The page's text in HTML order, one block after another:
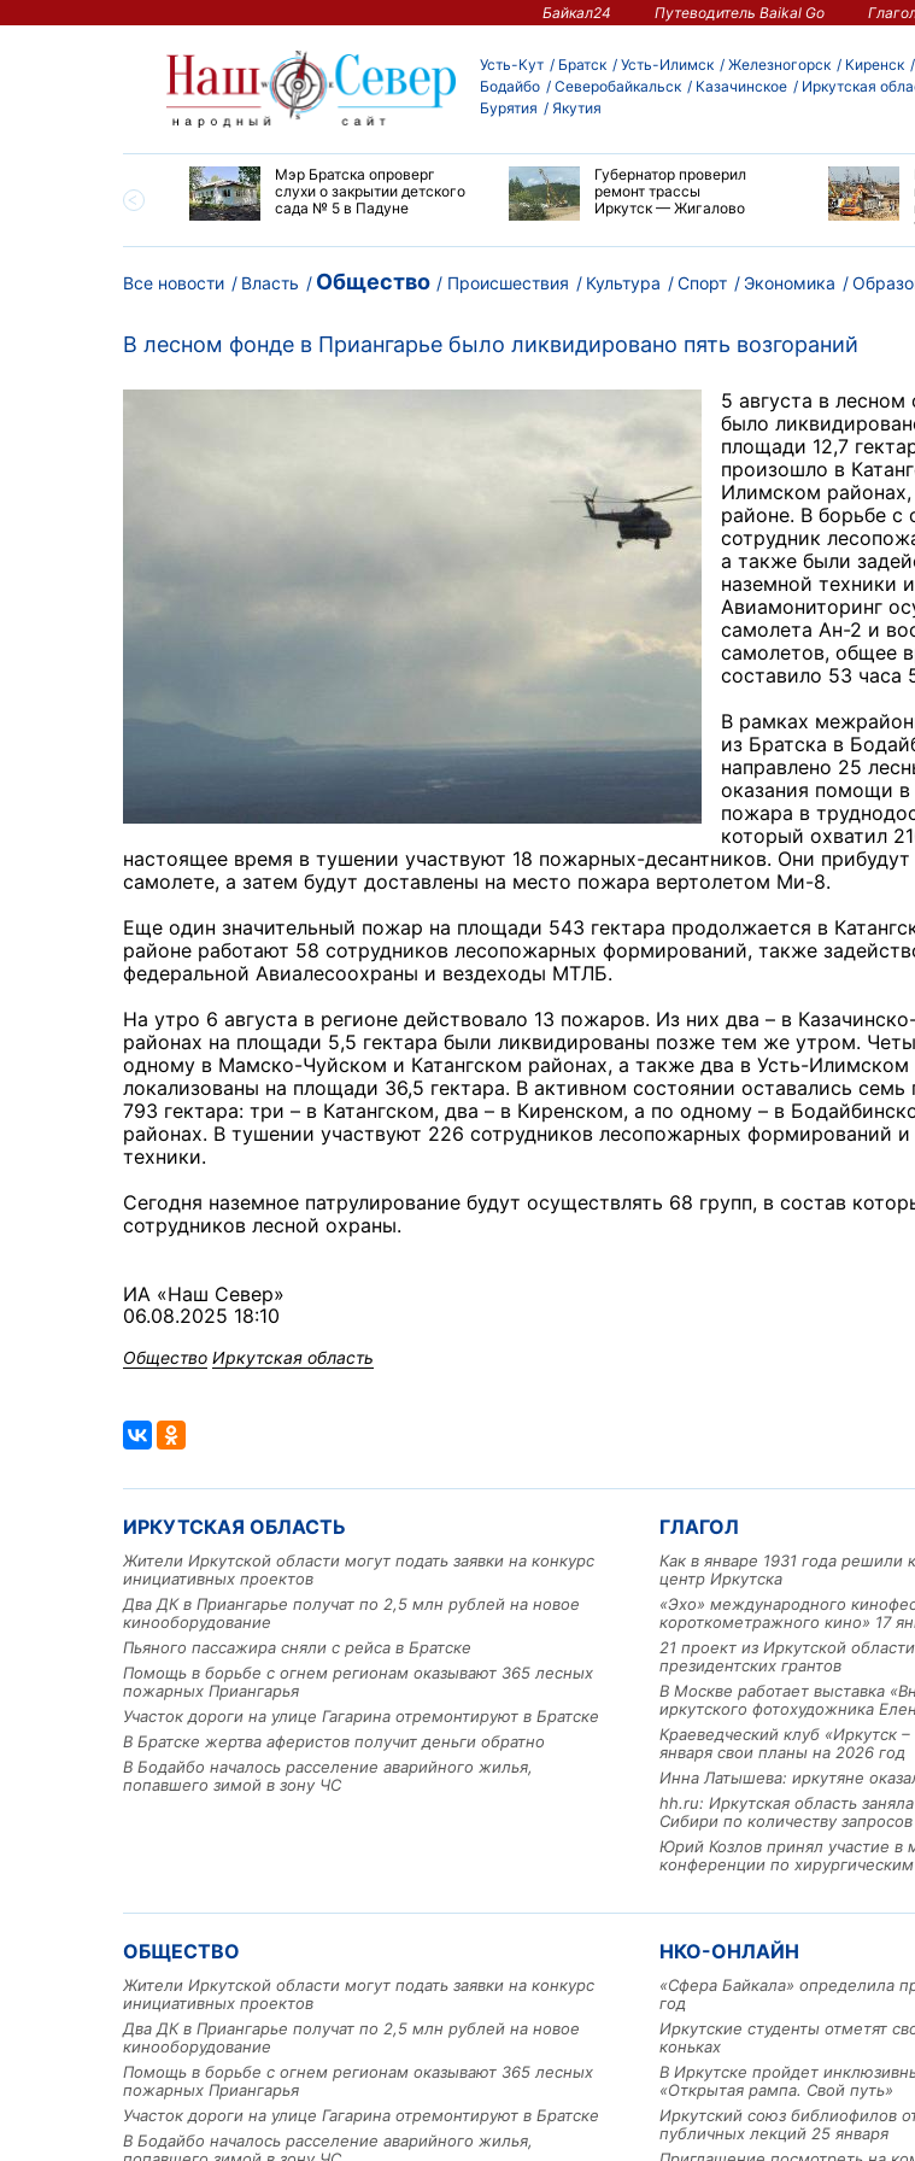
Байкал24 Путеводитель Baikal Go
Усть-Кут Братск Усть-Илимск Железногорск
Киренск
Бодайбо
Северобайкальск Казачинское
Иркутская
Бурятия
Якутия
Мэр Братска опроверг
слухи о закрытии детского
сада № 5 в Падуне
Губернатор проверил
ремонт трассы
Иркутск — Жигалово
Все новости Власть Общество Происшествия Культура Спорт Экономика
В лесном фонде в Приангарье было ликвидировано пять возгораний
5 августа в
было
площади 12,7
произошло в
Илимском
районе. В борьбе с
сотрудник
а также были
наземной техники
Авиамониторинг
самолета Ан-2 и
самолетов, общее
составило 53 часа
В рамках
из Братска в
направлено 25
оказания помощи в
пожара в
который охватил
настоящее время в тушении участвуют 18 пожарных-десантников. Они
самолете, а затем будут доставлены на место пожара вертолетом Ми-8.
Еще один значительный пожар на площади 543 гектара продолжается в
районе работают 58 сотрудников лесопожарных формирований, также
федеральной Авиалесоохраны и вездеходы МТЛБ.
На утро 6 августа в регионе действовало 13 пожаров. Из них два – в
районах на площади 5,5 гектара были ликвидированы позже тем же утром.
одному в Мамско-Чуйском и Катангском районах, а также два в Усть-Илимском
локализованы на площади 36,5 гектара. В активном состоянии оставались
793 гектара: три – в Катангском, два – в Киренском, а по одному – в
районах. В тушении участвуют 226 сотрудников лесопожарных формирований и
техники.
Сегодня наземное патрулирование будут осуществлять 68 групп, в состав
сотрудников лесной охраны.
ИА «Наш Север»
06.08.2025 18:10
Общество Иркутская область
ИРКУТСКАЯ ОБЛАСТЬ
Жители Иркутской области могут подать заявки на конкурс
инициативных проектов
Два ДК в Приангарье получат по 2,5 млн рублей на новое
кинооборудование
Пьяного пассажира сняли с рейса в Братске
Помощь в борьбе с огнем регионам оказывают 365 лесных
пожарных Приангарья
Участок дороги на улице Гагарина отремонтируют в Братске
В Братске жертва аферистов получит деньги обратно
В Бодайбо началось расселение аварийного жилья,
попавшего зимой в зону ЧС
ГЛАГОЛ
Как в январе 1931 года решили
центр Иркутска
«Эхо» международного
короткометражного кино» 17
21 проект из Иркутской
президентских грантов
В Москве работает выставка
иркутского фотохудожника
Краеведческий клуб «Иркутск
января свои планы на 2026 год
Инна Латышева: иркутяне
hh.ru: Иркутская область
Сибири по количеству
Юрий Козлов принял участие в
конференции по
ОБЩЕСТВО
Жители Иркутской области могут подать заявки на конкурс
инициативных проектов
Два ДК в Приангарье получат по 2,5 млн рублей на новое
кинооборудование
Помощь в борьбе с огнем регионам оказывают 365 лесных
пожарных Приангарья
Участок дороги на улице Гагарина отремонтируют в Братске
В Бодайбо началось расселение аварийного жилья,
НКО-ОНЛАЙН
«Сфера Байкала» определила
год
Иркутские студенты отметят
коньках
В Иркутске пройдет
«Открытая рампа. Свой путь»
Иркутский союз библиофилов
публичных лекций 25 января